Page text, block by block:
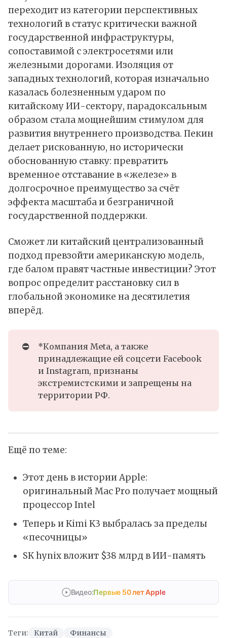
переходит из категории перспективных
технологий в статус критически важной
государственной инфраструктуры,
сопоставимой с электросетями или
железными дорогами. Изоляция от
западных технологий, которая изначально
казалась болезненным ударом по
китайскому ИИ-сектору, парадоксальным
образом стала мощнейшим стимулом для
развития внутреннего производства. Пекин
делает рискованную, но исторически
обоснованную ставку: превратить
временное отставание в «железе» в
долгосрочное преимущество за счёт
эффекта масштаба и безграничной
государственной поддержки.
Сможет ли китайский централизованный
подход превзойти американскую модель,
где балом правят частные инвестиции? Этот
вопрос определит расстановку сил в
глобальной экономике на десятилетия
вперёд.
⛔
*Компания Meta, а также
принадлежащие ей соцсети Facebook
и Instagram, признаны
экстремистскими и запрещены на
территории РФ.
Ещё по теме:
Этот день в истории Apple:
оригинальный Mac Pro получает мощный
процессор Intel
Теперь и Kimi K3 выбралась за пределы
«песочницы»
SK hynix вложит $38 млрд в ИИ-память
Видео:Первые 50 лет Apple
Теги: Китай
Финансы